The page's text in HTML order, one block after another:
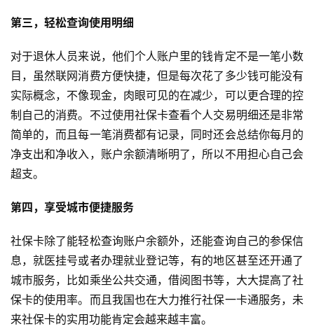
第三，轻松查询使用明细
对于退休人员来说，他们个人账户里的钱肯定不是一笔小数
目，虽然联网消费方便快捷，但是每次花了多少钱可能没有
实际概念，不像现金，肉眼可见的在减少，可以更合理的控
制自己的消费。不过使用社保卡查看个人交易明细还是非常
简单的，而且每一笔消费都有记录，同时还会总结你每月的
净支出和净收入，账户余额清晰明了，所以不用担心自己会
超支。
第四，享受城市便捷服务
社保卡除了能轻松查询账户余额外，还能查询自己的参保信
息，就医挂号或者办理就业登记等，有的地区甚至还开通了
城市服务，比如乘坐公共交通，借阅图书等，大大提高了社
保卡的使用率。而且我国也在大力推行社保一卡通服务，未
来社保卡的实用功能肯定会越来越丰富。